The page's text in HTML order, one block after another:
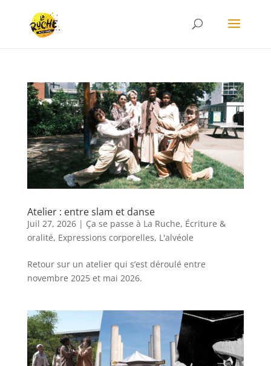
Atelier : entre slam et danse
Juil 27, 2026| Ça se passe à La Ruche, Écriture &
oralité, Expressions corporelles, L'alvéole
Retour sur un atelier qui s’est déroulé entre
novembre 2025 et mai 2026.